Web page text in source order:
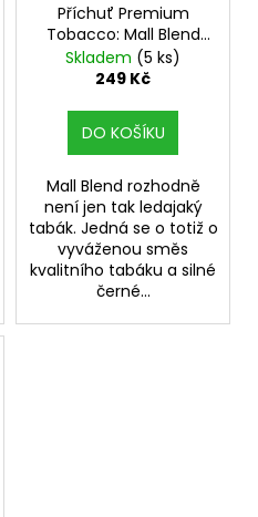
Příchuť Premium
Tobacco: Mall Blend
objem 10ml tabáková
nálepka Kolek Q
Skladem (5 ks)
249 Kč
DO KOŠÍKU
Mall Blend rozhodně
není jen tak ledajaký
tabák. Jedná se o totiž o
vyváženou směs
kvalitního tabáku a silné
černé...